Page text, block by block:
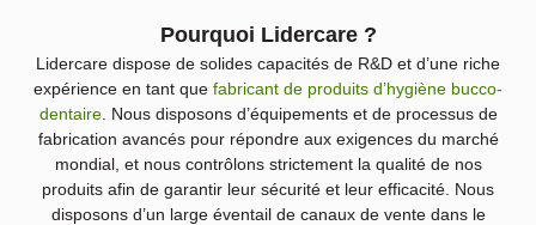
Pourquoi Lidercare ?
Lidercare dispose de solides capacités de R&D et d’une riche
expérience en tant que fabricant de produits d’hygiène bucco-
dentaire. Nous disposons d’équipements et de processus de
fabrication avancés pour répondre aux exigences du marché
mondial, et nous contrôlons strictement la qualité de nos
produits afin de garantir leur sécurité et leur efficacité. Nous
disposons d’un large éventail de canaux de vente dans le